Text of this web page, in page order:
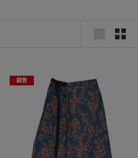
銷售